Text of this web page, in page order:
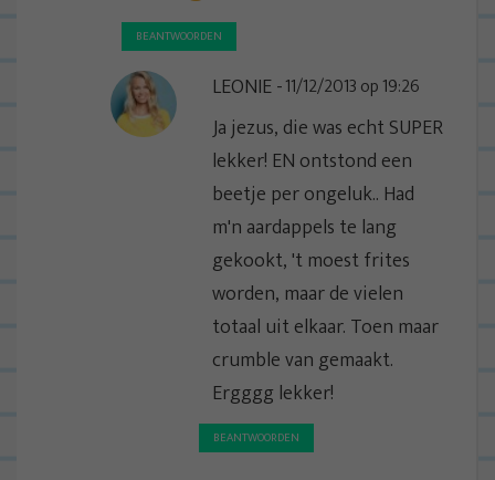
BEANTWOORDEN
LEONIE 11/12/2013 op 19:26
Ja jezus, die was echt SUPER
lekker! EN ontstond een
beetje per ongeluk.. Had
m'n aardappels te lang
gekookt, 't moest frites
worden, maar de vielen
totaal uit elkaar. Toen maar
crumble van gemaakt.
Ergggg lekker!
BEANTWOORDEN